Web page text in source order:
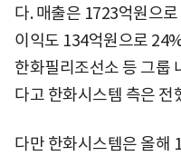
다. 매출은 1723억원으
이익도 134억원으로
한화필리조선소 등 그룹
다고 한화시스템 측은 전
다만 한화시스템은 올해